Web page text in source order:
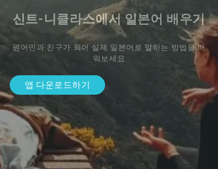
신트-니클라스에서 일본어 배우기
원어민과 친구가 되어 실제 일본어로 말하는 방법을 배
워보세요
앱 다운로드하기